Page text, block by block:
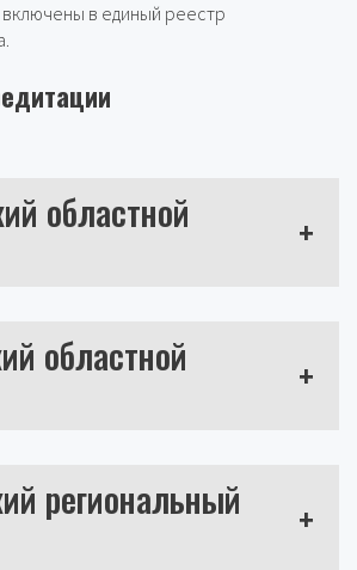
включены в единый реестр
областной
+
областной
+
региональный
+